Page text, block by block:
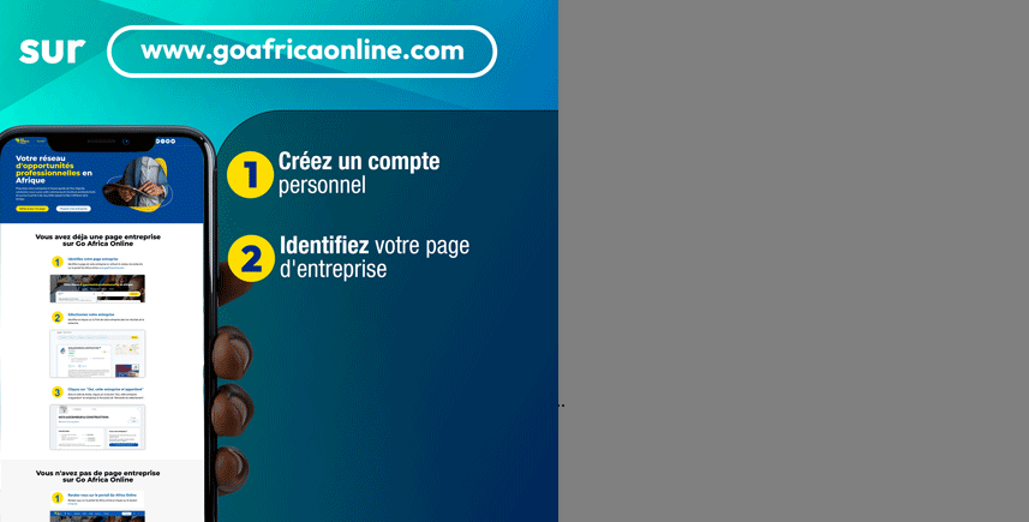
journée du 24 juillet 2020, au...
consommation. Selon les nutritionnistes, une consommation raisonnée...